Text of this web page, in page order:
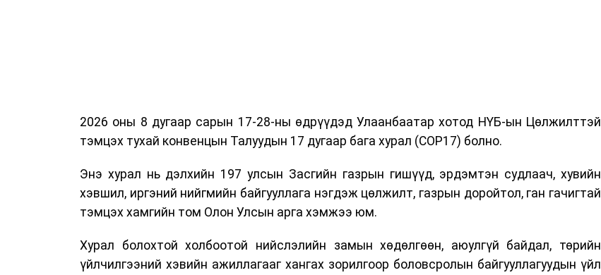
2026 оны 8 дугаар сарын 17-28-ны өдрүүдэд Улаанбаатар хотод НҮБ-ын Цөлжилттэй
тэмцэх тухай конвенцын Талуудын 17 дугаар бага хурал (COP17) болно.
Энэ хурал нь дэлхийн 197 улсын Засгийн газрын гишүүд, эрдэмтэн судлаач, хувийн
хэвшил, иргэний нийгмийн байгууллага нэгдэж цөлжилт, газрын доройтол, ган гачигтай
тэмцэх хамгийн том Олон Улсын арга хэмжээ юм.
Хурал болохтой холбоотой нийслэлийн замын хөдөлгөөн, аюулгүй байдал, төрийн
үйлчилгээний хэвийн ажиллагааг хангах зорилгоор боловсролын байгууллагуудын үйл